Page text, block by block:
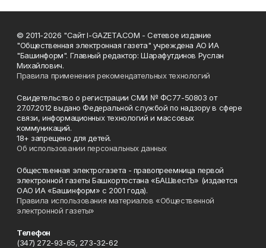
© 2011-2026 "Сайт I-GAZETA.COM - Сетевое издание
"Общественная электронная газета" учреждена АО ИА
"Башинформ". Главный редактор: Шарафутдинов Руслан
Михайлович.
Правила применения рекомендательных технологий
Свидетельство о регистрации СМИ № ФС77-50803 от
27.07.2012 выдано Федеральной службой по надзору в сфере
связи, информационных технологий и массовых
коммуникаций.
18+ запрещено для детей.
Об использовании персональных данных
Общественная электрогазета - правопреемница первой
электронной газеты Башкортостана «БАШвестЪ» (издается
ОАО ИА «Башинформ» с 2001 года).
Правила использования материалов «Общественной
электронной газеты»
Телефон
(347) 272-93-65, 273-32-62